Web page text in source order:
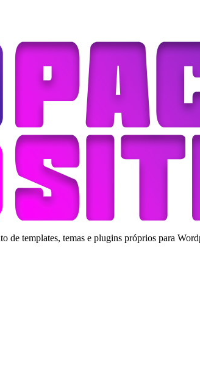
de templates, temas e plugins próprios para